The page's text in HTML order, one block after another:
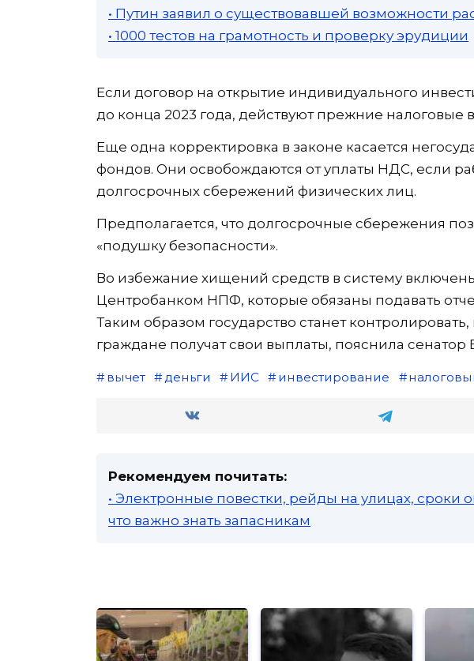
• Путин заявил о существовавшей возможности
• 1000 тестов на грамотность и проверку эрудиции
Если договор на открытие индивидуального
до конца 2023 года, действуют прежние налоговые
Еще одна корректировка в законе касается
фондов. Они освобождаются от уплаты НДС, если
долгосрочных сбережений физических лиц.
Предполагается, что долгосрочные сбережения
«подушку безопасности».
Во избежание хищений средств в систему
Центробанком НПФ, которые обязаны подавать
Таким образом государство станет
граждане получат свои выплаты, пояснила сенатор
вычет деньги ИИС инвестирование
Рекомендуем почитать:
• Электронные повестки, рейды на улицах, сроки
что важно знать запасникам